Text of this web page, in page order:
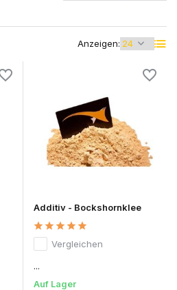
Anzeigen:
Additiv - Bockshornklee
Vergleichen
...
Auf Lager